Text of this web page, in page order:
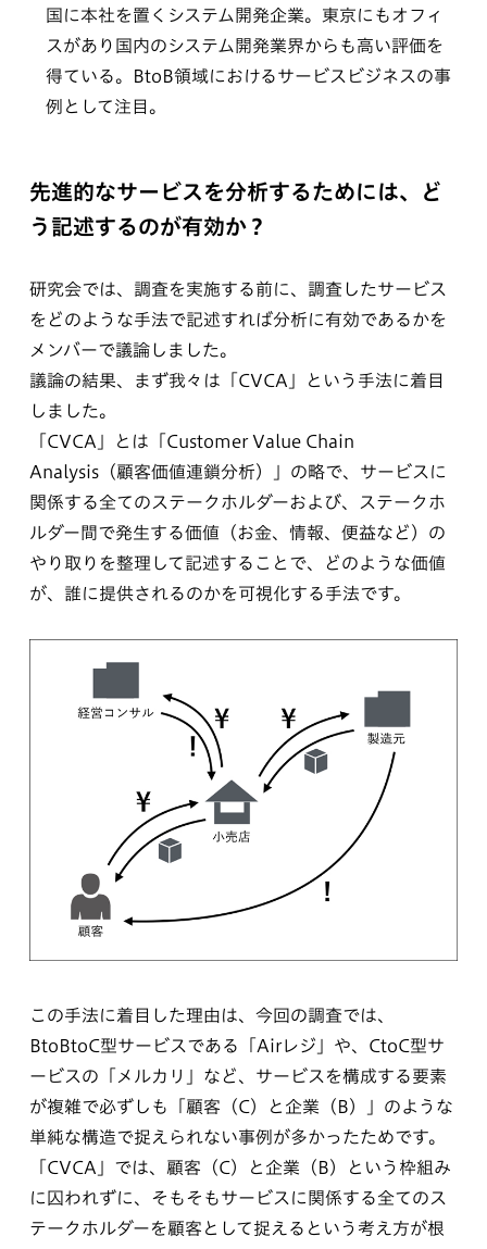
国に本社を置くシステム開発企業。東京にもオフィ
スがあり国内のシステム開発業界からも高い評価を
得ている。BtoB領域におけるサービスビジネスの事
例として注目。
先進的なサービスを分析するためには、ど
う記述するのが有効か？
研究会では、調査を実施する前に、調査したサービス
をどのような手法で記述すれば分析に有効であるかを
メンバーで議論しました。
議論の結果、まず我々は「CVCA」という手法に着目
しました。
「CVCA」とは「Customer Value Chain
Analysis（顧客価値連鎖分析）」の略で、サービスに
関係する全てのステークホルダーおよび、ステークホ
ルダー間で発生する価値（お金、情報、便益など）の
やり取りを整理して記述することで、どのような価値
が、誰に提供されるのかを可視化する手法です。
この手法に着目した理由は、今回の調査では、
BtoBtoC型サービスである「Airレジ」や、CtoC型サ
ービスの「メルカリ」など、サービスを構成する要素
が複雑で必ずしも「顧客（C）と企業（B）」のような
単純な構造で捉えられない事例が多かったためです。
「CVCA」では、顧客（C）と企業（B）という枠組み
に囚われずに、そもそもサービスに関係する全てのス
テークホルダーを顧客として捉えるという考え方が根